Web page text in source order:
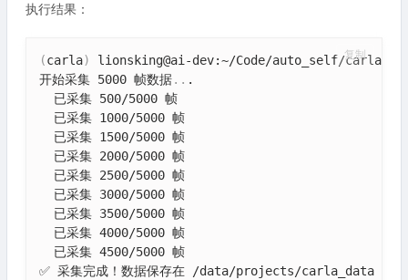
执行结果：
(carla)
lionsking@ai-dev:~/Code/auto_self/
开始采集 5000 帧数据.. .
  已采集 500/5000 帧
  已采集 1000/5000 帧
  已采集 1500/5000 帧
  已采集 2000/5000 帧
  已采集 2500/5000 帧
  已采集 3000/5000 帧
  已采集 3500/5000 帧
  已采集 4000/5000 帧
  已采集 4500/5000 帧
✅ 采集完成！数据保存在 /data/projects/carla_data
复制